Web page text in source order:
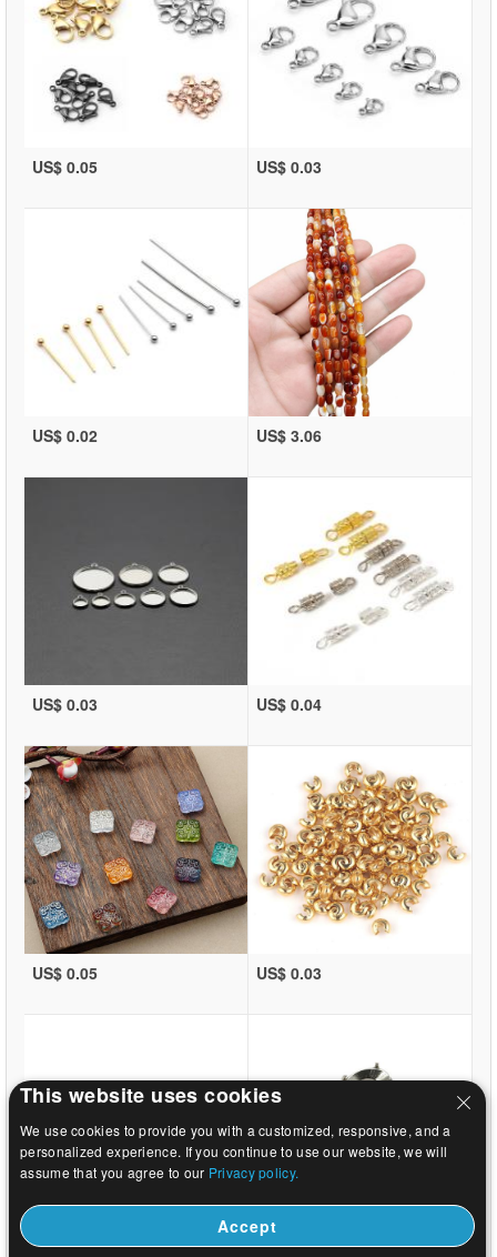
US$ 0.05 US$ 0.03
US$ 0.02 US$ 3.06
US$ 0.03 US$ 0.04
US$ 0.05 US$ 0.03
US$ 0.03 US$ 9.59
This website uses cookies
We use cookies to provide you with a customized, responsive, and a
personalized experience. If you continue to use our website, we will
assume that you agree to our Privacy policy.
Accept